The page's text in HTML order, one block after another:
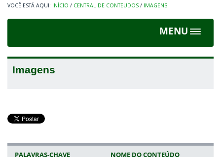
INÍCIO / CENTRAL DE CONTEUDOS / IMAGENS
MENU
Toggle
Imagens
PALAVRAS-CHAVE NOME DO CONTEÚDO